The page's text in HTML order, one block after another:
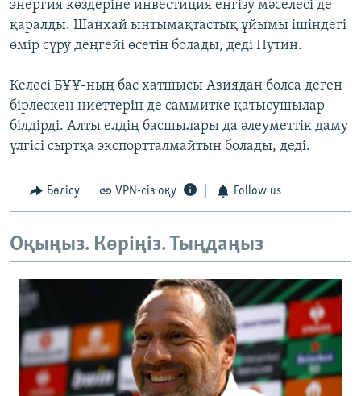
энергия көздеріне инвестиция енгізу мәселесі де
қаралды. Шанхай ынтымақтастық ұйымы ішіндегі
өмір сүру деңгейі өсетін болады, деді Путин.
Келесі БҰҰ-ның бас хатшысы Азиядан болса деген
бірлескен ниеттерін де саммитке қатысушылар
білдірді. Алты елдің басшылары да әлеуметтік даму
үлгісі сыртқа экспортталмайтын болады, деді.
Бөлісу VPN-сіз оқу Follow us
Оқыңыз. Көріңіз. Тыңдаңыз